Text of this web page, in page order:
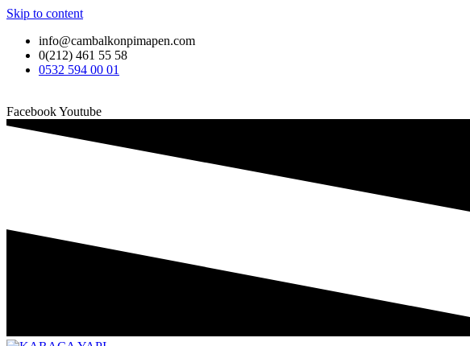
Skip to content
info@cambalkonpimapen.com
0(212) 461 55 58
0532 594 00 01
FacebookYoutube